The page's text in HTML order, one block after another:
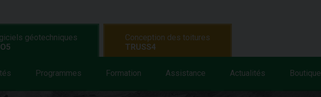
géotechniques
Programmes Formation Assistance Actualités Boutique
Conception des toitures
TRUSS4